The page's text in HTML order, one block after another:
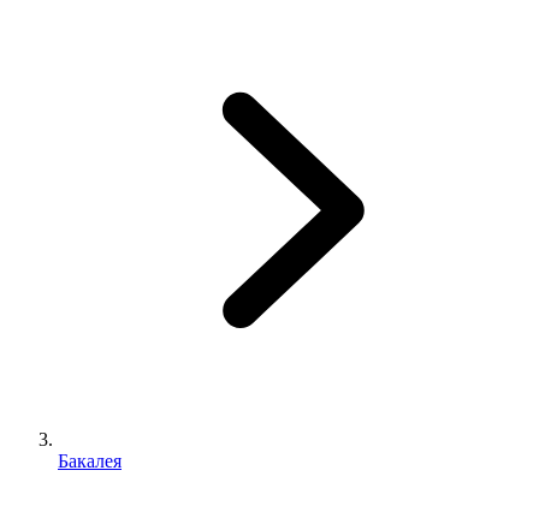
Бакалея